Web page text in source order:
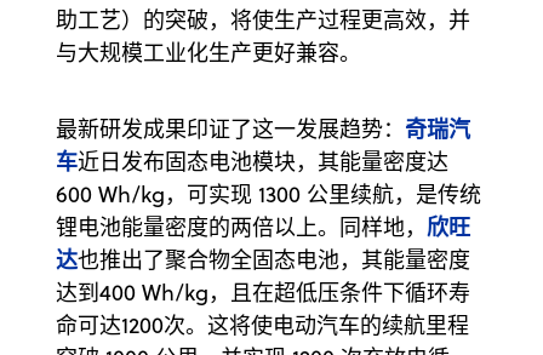
助工艺）的突破，将使生产过程更高效，并
与大规模工业化生产更好兼容。
最新研发成果印证了这一发展趋势： 奇瑞汽
车近日发布固态电池模块，其能量密度达
600 Wh/kg，可实现 1300 公里续航，是传统
锂电池能量密度的两倍以上。同样地， 欣旺
达也推出了聚合物全固态电池，其能量密度
达到400 Wh/kg，且在超低压条件下循环寿
命可达1200次。这将使电动汽车的续航里程